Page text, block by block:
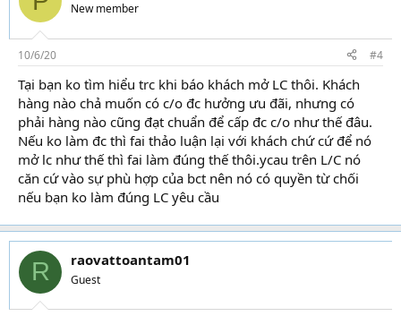
New member
10/6/20 #4
Tại bạn ko tìm hiểu trc khi báo khách mở LC thôi. Khách
hàng nào chả muốn có c/o đc hưởng ưu đãi, nhưng có
phải hàng nào cũng đạt chuẩn để cấp đc c/o như thế đâu.
Nếu ko làm đc thì fai thảo luận lại với khách chứ cứ để nó
mở lc như thế thì fai làm đúng thế thôi.ycau trên L/C nó
căn cứ vào sự phù hợp của bct nên nó có quyền từ chối
nếu bạn ko làm đúng LC yêu cầu
R raovattoantam01
Guest